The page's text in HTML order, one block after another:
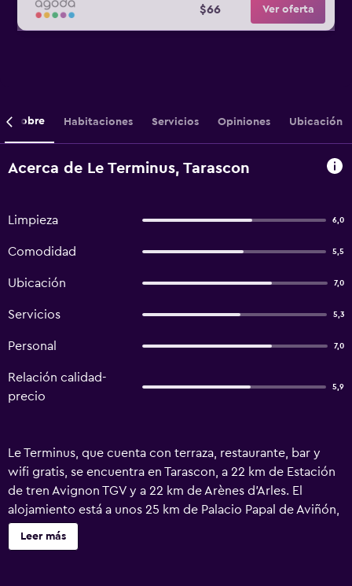
$66 Ver oferta
Sobre Habitaciones Servicios Opiniones Ubicación
Acerca de Le Terminus, Tarascon
Limpieza 6,0
Comodidad 5,5
Ubicación 7,0
Servicios 5,3
Personal 7,0
Relación calidad-
precio
5,9
Le Terminus, que cuenta con terraza, restaurante, bar y
wifi gratis, se encuentra en Tarascon, a 22 km de Estación
de tren Avignon TGV y a 22 km de Arènes d'Arles. El
alojamiento está a unos 25 km de Palacio Papal de Aviñón,
a 27 km de Parc Expo Nîmes y a 30 km de Recinto de
exposiciones de Aviñón. Este alojamiento libre de humo
Leer más